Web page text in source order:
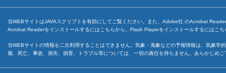
当WEBサイトはJAVAスクリプトを有効にしてご覧ください。また、Adobe社 のAcrobat
Acrobat Readerをインストールするには こちらから。Flash Playerをインストールするには こち
当WEBサイトの情報を二次利用することはできません。気象・海象などの予報情報は、気象
傷、死亡、事故、損失、損害、トラブル等については、一切の責任を持ちません。あらかじめ